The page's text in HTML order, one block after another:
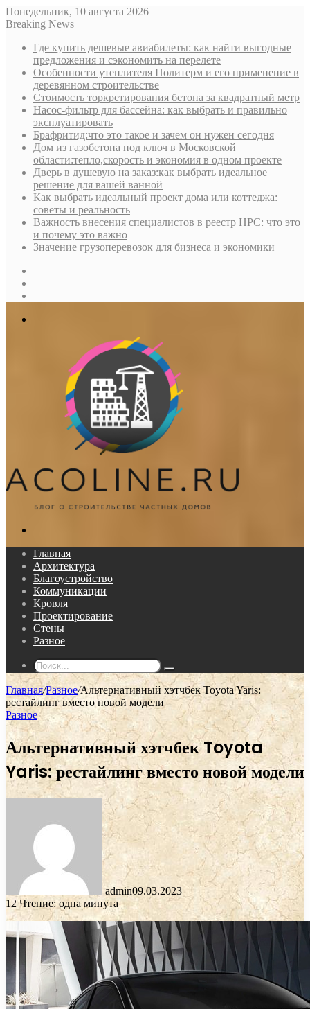
Понедельник, 10 августа 2026
Breaking News
Где купить дешевые авиабилеты: как найти выгодные
предложения и сэкономить на перелете
Особенности утеплителя Политерм и его применение в
деревянном строительстве
Стоимость торкретирования бетона за квадратный метр
Насос-фильтр для бассейна: как выбрать и правильно
эксплуатировать
Брафритид:что это такое и зачем он нужен сегодня
Дом из газобетона под ключ в Московской
области:тепло,скорость и экономия в одном проекте
Дверь в душевую на заказ:как выбрать идеальное
решение для вашей ванной
Как выбрать идеальный проект дома или коттеджа:
советы и реальность
Важность внесения специалистов в реестр НРС: что это
и почему это важно
Значение грузоперевозок для бизнеса и экономики
Главная
Архитектура
Благоустройство
Коммуникации
Кровля
Проектирование
Стены
Разное
Поиск...
Главная/Разное/Альтернативный хэтчбек Toyota Yaris:
рестайлинг вместо новой модели
Разное
Альтернативный хэтчбек Toyota
Yaris: рестайлинг вместо новой модели
admin09.03.2023
12Чтение: одна минута